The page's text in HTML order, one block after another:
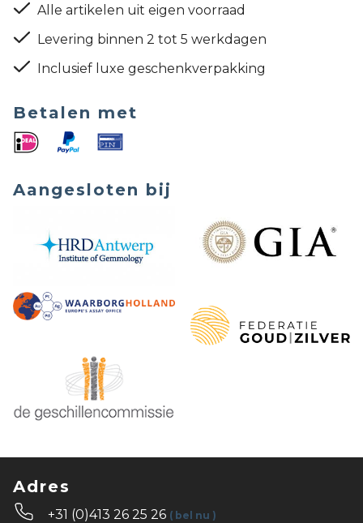
Alle artikelen uit eigen voorraad
Levering binnen 2 tot 5 werkdagen
Inclusief luxe geschenkverpakking
Betalen met
Aangesloten bij
Adres
+31 (0)413 26 25 26 ( bel nu )